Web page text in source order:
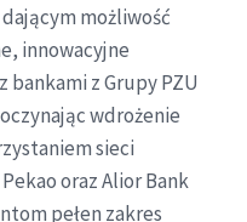
możliwość
innowacyjne
bankami z Grupy PZU
wdrożenie
sieci
oraz Alior Bank
pełen zakres